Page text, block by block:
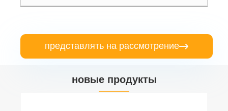
представлять на рассмотрение
новые продукты